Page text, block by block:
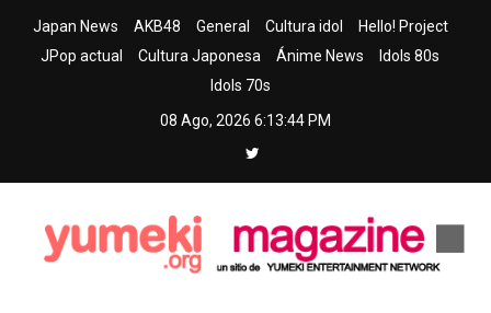
Japan News AKB48 General Cultura idol
Hello! Project
JPop actual
Cultura Japonesa Ánime News
Idols 80s
Idols 70s
08 Ago, 2026 6:13:45 PM